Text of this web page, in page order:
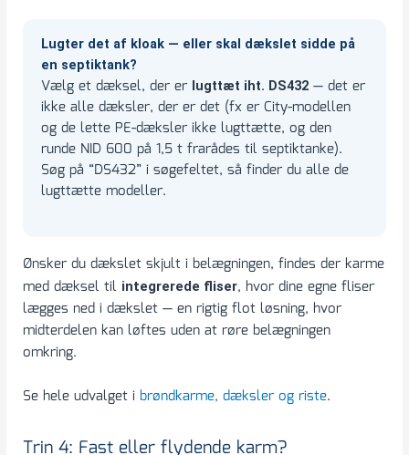
Lugter det af kloak — eller skal dækslet sidde på
en septiktank?
Vælg et dæksel, der er lugttæt iht. DS432 — det er
ikke alle dæksler, der er det (fx er City-modellen
og de lette PE-dæksler ikke lugttætte, og den
runde NID 600 på 1,5 t frarådes til septiktanke).
Søg på “DS432” i søgefeltet, så finder du alle de
lugttætte modeller.
Ønsker du dækslet skjult i belægningen, findes der karme
med dæksel til integrerede fliser, hvor dine egne fliser
lægges ned i dækslet — en rigtig flot løsning, hvor
midterdelen kan løftes uden at røre belægningen
omkring.
Se hele udvalget ibrøndkarme, dæksler og riste.
Trin 4: Fast eller flydende karm?